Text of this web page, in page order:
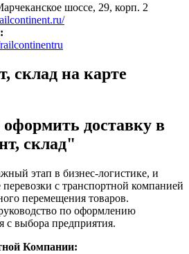
шоссе, 29, корп. 2
склад на карте
доставку в
склад"
этап в бизнес-логистике, и
с транспортной компанией
перемещения товаров.
по оформлению
с выбора предприятия.
Компании: